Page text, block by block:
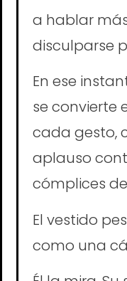
a hablar
disculparse
En ese
se convierte
cada gesto,
aplauso
cómplices
El vestido
como una